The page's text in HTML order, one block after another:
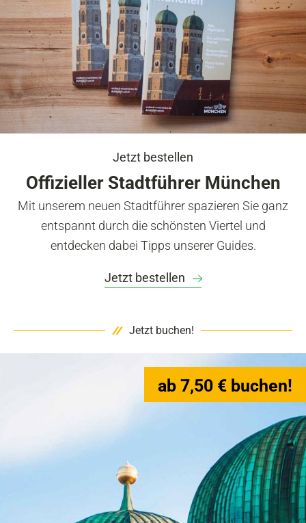
Jetzt bestellen
Offizieller Stadtführer München
Mit unserem neuen Stadtführer spazieren Sie ganz
entspannt durch die schönsten Viertel und
entdecken dabei Tipps unserer Guides.
Jetzt bestellen
Jetzt buchen!
ab 7,50 € buchen!